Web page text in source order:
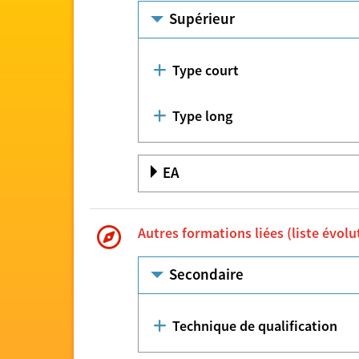
Supérieur
Type court
Type long
EA
Autres formations liées (liste
Secondaire
Technique de qualification